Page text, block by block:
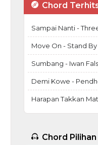
Chord
Sampai Nanti -
Move On - Stand
Sumbang - Iwan Fals
Demi Kowe -
Harapan Takkan
Chord Pilihan